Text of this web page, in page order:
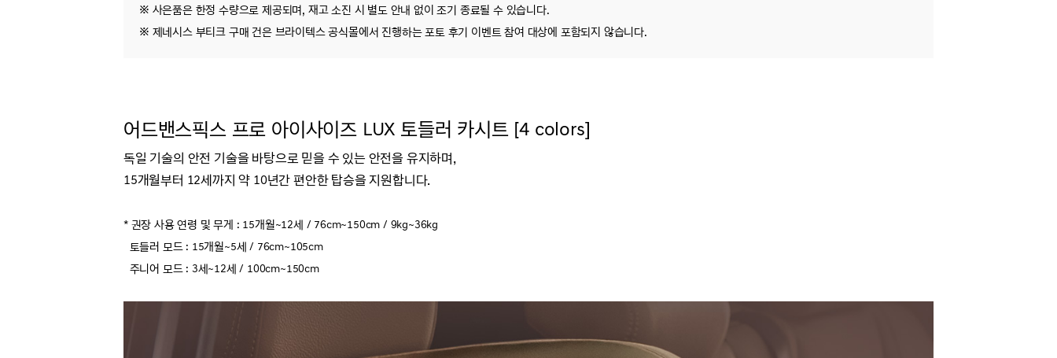
※ 사은품은 한정 수량으로 제공되며, 재고 소진 시 별도 안내 없이 조기 종료될 수 있습니다.
※ 제네시스 부티크 구매 건은 브라이텍스 공식몰에서 진행하는 포토 후기 이벤트 참여 대상에 포함되지 않습니다.
어드밴스픽스 프로 아이사이즈 LUX 토들러 카시트 [4 colors]
독일 기술의 안전 기술을 바탕으로 믿을 수 있는 안전을 유지하며,
15개월부터 12세까지 약 10년간 편안한 탑승을 지원합니다.
* 권장 사용 연령 및 무게 : 15개월~12세 / 76cm~150cm / 9kg~36kg
토들러 모드 : 15개월~5세 / 76cm~105cm
주니어 모드 : 3세~12세 / 100cm~150cm